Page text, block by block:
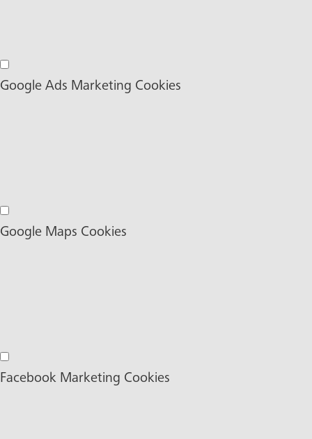
Google Analytics Cookies
Google Ads Marketing Cookies
Google Ads Marketing Cookies
Google Maps Cookies
Google Maps Cookies
Facebook Marketing Cookies